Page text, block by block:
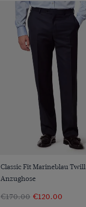
VORSCHAU
Classic Fit Marineblau Twill
Anzughose
€170.00 €120.00